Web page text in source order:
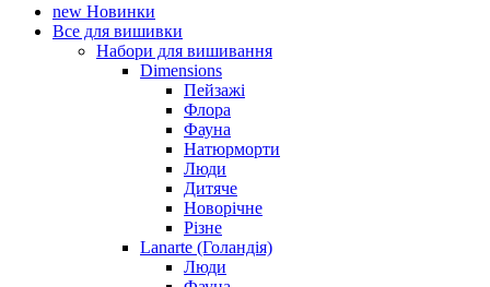
new Новинки
Все для вишивки
Набори для вишивання
Dimensions
Пейзажі
Флора
Фауна
Натюрморти
Люди
Дитяче
Новорічне
Різне
Lanarte (Голандія)
Люди